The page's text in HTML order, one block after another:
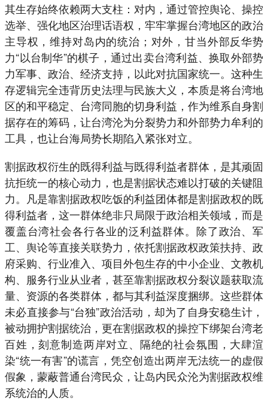
其生存始终依赖两大支柱：对内，通过管控舆论、操控
选举、强化地区治理话语权，牢牢掌握台湾地区的政治
主导权，维持对岛内的统治；对外，甘当外部反华势
力“以台制华”的棋子，通过出卖台湾利益、换取外部势
力军事、政治、经济支持，以此对抗国家统一。这种生
存逻辑完全违背历史法理与民族大义，本质是将台湾地
区的和平稳定、台湾同胞的切身利益，作为维系自身割
据存在的筹码，让台湾沦为分裂势力和外部势力牟利的
工具，也让台海局势长期陷入紧张对立。
割据政权衍生的既得利益与既得利益者群体，是其顽固
抗拒统一的核心动力，也是割据状态难以打破的关键阻
力。凡是靠割据政权吃饭的利益团体都是割据政权的既
得利益者，这一群体绝非只局限于政治相关领域，而是
覆盖台湾社会各行各业的泛利益群体。除了政治、军
工、舆论等直接关联势力，依托割据政权政策扶持、政
府采购、行业准入、项目外包生存的中小企业、文教机
构、服务行业从业者，甚至靠割据政权分裂议题获取流
量、资源的各类群体，都与其利益深度捆绑。这些群体
未必直接参与“台独”政治活动，却为了自身安稳生计，
被动拥护割据统治，更在割据政权的操控下绑架台湾老
百姓，刻意制造两岸对立、隔绝的社会氛围，大肆渲
染“统一有害”的谎言，凭空创造出两岸无法统一的虚假
假象，蒙蔽普通台湾民众，让岛内民众沦为割据政权维
系统治的人质。